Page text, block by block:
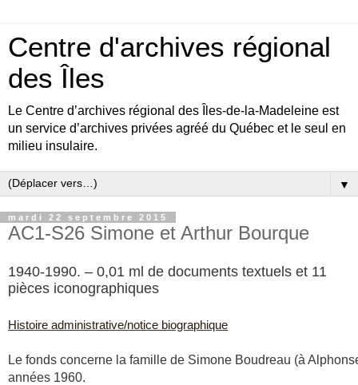
Centre d'archives régional
des Îles
Le Centre d’archives régional des Îles-de-la-Madeleine est
un service d’archives privées agréé du Québec et le seul en
milieu insulaire.
▼
mardi 22 septembre 2015
AC1-S26 Simone et Arthur Bourque
1940-1990. – 0,01 ml de documents textuels et 11
pièces iconographiques
Histoire administrative/notice biographique
Le fonds concerne la famille de Simone Boudreau (à
années 1960.